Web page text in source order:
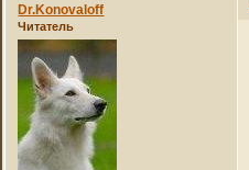
Dr.Konovaloff
Читатель